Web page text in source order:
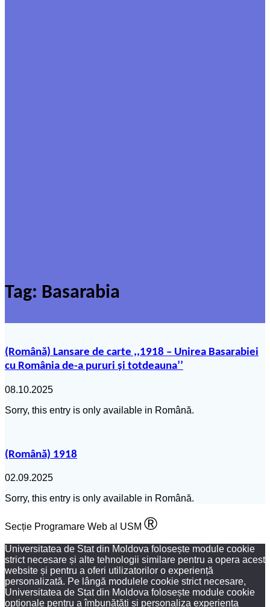
Tag: Basarabia
(Română) Lansare de carte ,,1918 – Unirea Basarabiei
cu România de-a pururi și totdeauna’’
08.10.2025
Sorry, this entry is only available in Română.
(Română) 1918
02.09.2025
Sorry, this entry is only available in Română.
Secție Programare Web al USM ®
Universitatea de Stat din Moldova folosește module cookie
strict necesare și alte tehnologii similare pentru a opera acest
website și pentru a oferi utilizatorilor o experiență
personalizată. Pe lângă modulele cookie strict necesare,
Universitatea de Stat din Moldova folosește module cookie
opționale pentru a îmbunătăți și personaliza experiența